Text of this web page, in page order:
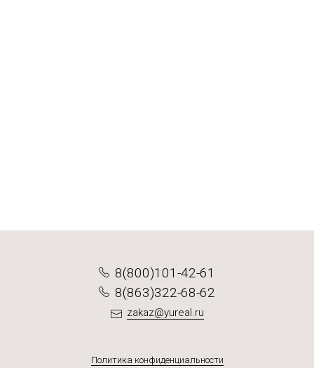
8(800)101-42-61
8(863)322-68-62
zakaz@yureal.ru
Политика конфиденциальности